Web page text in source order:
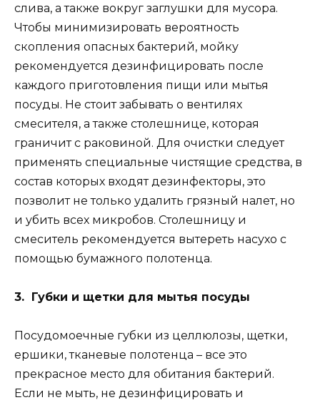
слива, а также вокруг заглушки для мусора.
Чтобы минимизировать вероятность
скопления опасных бактерий, мойку
рекомендуется дезинфицировать после
каждого приготовления пищи или мытья
посуды. Не стоит забывать о вентилях
смесителя, а также столешнице, которая
граничит с раковиной. Для очистки следует
применять специальные чистящие средства, в
состав которых входят дезинфекторы, это
позволит не только удалить грязный налет, но
и убить всех микробов. Столешницу и
смеситель рекомендуется вытереть насухо с
помощью бумажного полотенца.
3. Губки и щетки для мытья посуды
Посудомоечные губки из целлюлозы, щетки,
ершики, тканевые полотенца – все это
прекрасное место для обитания бактерий.
Если не мыть, не дезинфицировать и